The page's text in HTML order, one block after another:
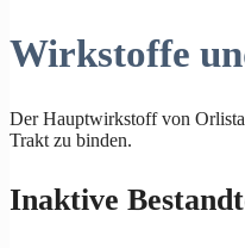
Wirkstoffe
Der Hauptwirkstoff von
Trakt zu binden.
Inaktive